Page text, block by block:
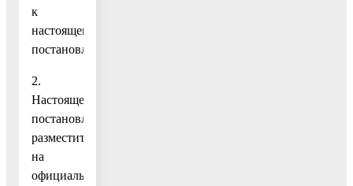
к
настоящему
постановлению.
2.
Настоящее
постановление
разместить
на
официальном